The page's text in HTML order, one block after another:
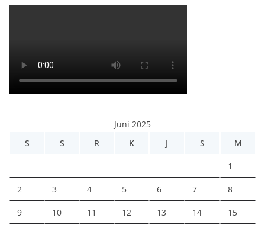
Juni 2025
S
S R K J S M
1
2 3 4 5 6 7 8
9 10 11 12 13 14 15